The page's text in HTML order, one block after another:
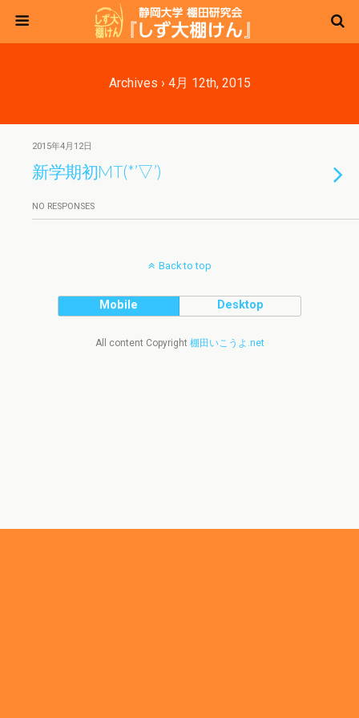
Archives › 4月 12th, 2015
2015年4月12日
新学期初MT(*’▽’)
NO RESPONSES
Back to top
Mobile Desktop
All content Copyright 棚田いこうよ.net